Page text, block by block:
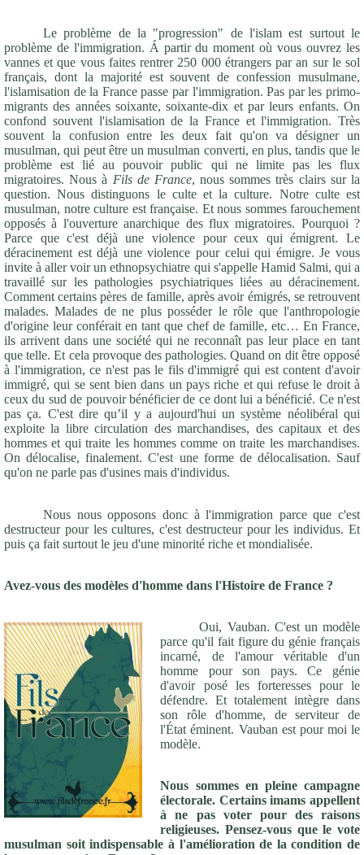
Le problème de la "progression" de l'islam est surtout le
problème de l'immigration. Á partir du moment où vous ouvrez les
vannes et que vous faites rentrer 250 000 étrangers par an sur le sol
français, dont la majorité est souvent de confession musulmane,
l'islamisation de la France passe par l'immigration. Pas par les primo-
migrants des années soixante, soixante-dix et par leurs enfants. On
confond souvent l'islamisation de la France et l'immigration. Très
souvent la confusion entre les deux fait qu'on va désigner un
musulman, qui peut être un musulman converti, en plus, tandis que le
problème est lié au pouvoir public qui ne limite pas les flux
migratoires. Nous à Fils de France, nous sommes très clairs sur la
question. Nous distinguons le culte et la culture. Notre culte est
musulman, notre culture est française. Et nous sommes farouchement
opposés à l'ouverture anarchique des flux migratoires. Pourquoi ?
Parce que c'est déjà une violence pour ceux qui émigrent. Le
déracinement est déjà une violence pour celui qui émigre. Je vous
invite à aller voir un ethnopsychiatre qui s'appelle Hamid Salmi, qui a
travaillé sur les pathologies psychiatriques liées au déracinement.
Comment certains pères de famille, après avoir émigrés, se retrouvent
malades. Malades de ne plus posséder le rôle que l'anthropologie
d'origine leur conférait en tant que chef de famille, etc… En France,
ils arrivent dans une société qui ne reconnaît pas leur place en tant
que telle. Et cela provoque des pathologies. Quand on dit être opposé
à l'immigration, ce n'est pas le fils d'immigré qui est content d'avoir
immigré, qui se sent bien dans un pays riche et qui refuse le droit à
ceux du sud de pouvoir bénéficier de ce dont lui a bénéficié. Ce n'est
pas ça. C'est dire qu’il y a aujourd'hui un système néolibéral qui
exploite la libre circulation des marchandises, des capitaux et des
hommes et qui traite les hommes comme on traite les marchandises.
On délocalise, finalement. C'est une forme de délocalisation. Sauf
qu'on ne parle pas d'usines mais d'individus.
Nous nous opposons donc à l'immigration parce que c'est
destructeur pour les cultures, c'est destructeur pour les individus. Et
puis ça fait surtout le jeu d'une minorité riche et mondialisée.
Avez-vous des modèles d'homme dans l'Histoire de France ?
Oui, Vauban. C'est un modèle
parce qu'il fait figure du génie français
incarné, de l'amour véritable d'un
homme pour son pays. Ce génie
d'avoir posé les forteresses pour le
défendre. Et totalement intègre dans
son rôle d'homme, de serviteur de
l'État éminent. Vauban est pour moi le
modèle.
Nous sommes en pleine campagne
électorale. Certains imams appellent
à ne pas voter pour des raisons
religieuses. Pensez-vous que le vote
musulman soit indispensable à l'amélioration de la condition de